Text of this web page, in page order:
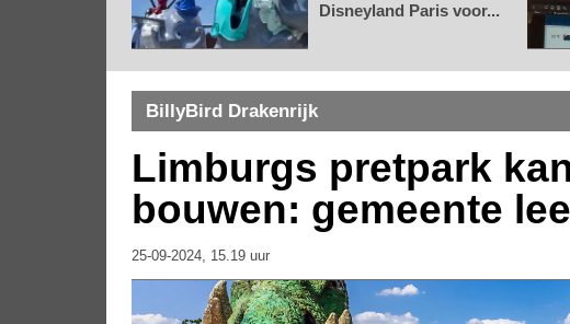
Disneyland Paris voor...
BillyBird Drakenrijk
Limburgs pretpark
bouwen: gemeente
25-09-2024, 15.19 uur